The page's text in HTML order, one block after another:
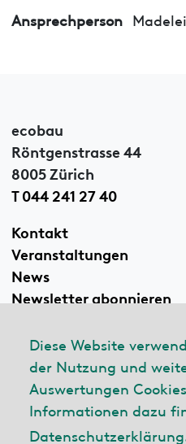
Diese Website
der Nutzung und
Auswertungen
Informationen dazu
Ansprechperson
ecobau
Röntgenstrasse 44
8005 Zürich
T 044 241 27 40
Kontakt
Veranstaltungen
News
Newsletter abonnieren
Linkedin
© 2026 ecobau